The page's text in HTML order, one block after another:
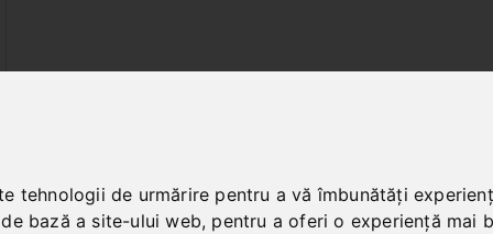
tehnologii de urmărire pentru a vă îmbunătăți
bază a site-ului web, pentru a oferi o experiență mai